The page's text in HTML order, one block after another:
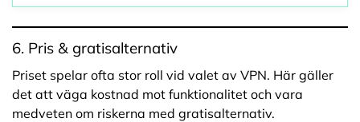
6. Pris & gratisalternativ
Priset spelar ofta stor roll vid valet av VPN. Här gäller
det att väga kostnad mot funktionalitet och vara
medveten om riskerna med gratisalternativ.